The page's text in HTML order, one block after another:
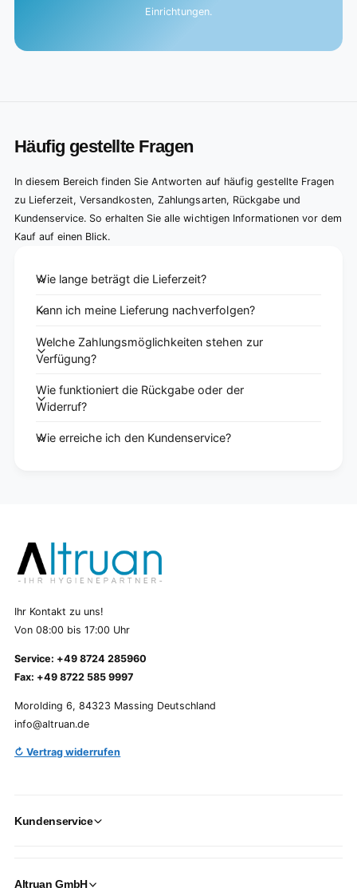
Einrichtungen.
Häufig gestellte Fragen
In diesem Bereich finden Sie Antworten auf häufig gestellte Fragen
zu Lieferzeit, Versandkosten, Zahlungsarten, Rückgabe und
Kundenservice. So erhalten Sie alle wichtigen Informationen vor dem
Kauf auf einen Blick.
Wie lange beträgt die Lieferzeit?
Kann ich meine Lieferung nachverfolgen?
Welche Zahlungsmöglichkeiten stehen zur
Verfügung?
Wie funktioniert die Rückgabe oder der
Widerruf?
Wie erreiche ich den Kundenservice?
Ihr Kontakt zu uns!
Von 08:00 bis 17:00 Uhr
Service: +49 8724 285960
Fax: +49 8722 585 9997
Morolding 6, 84323 Massing Deutschland
info@altruan.de
↻ Vertrag widerrufen
Kundenservice
Altruan GmbH